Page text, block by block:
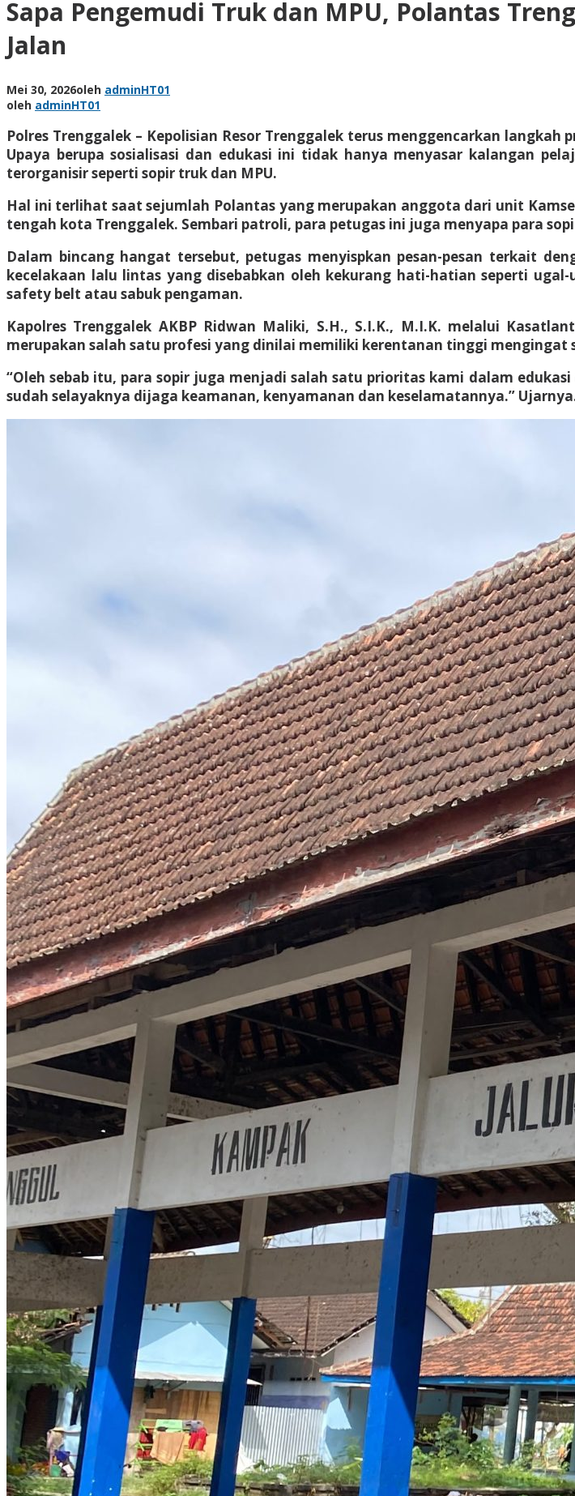
Sapa Pengemudi Truk dan MPU, Polantas
Jalan
Mei 30, 2026oleh adminHT01
oleh adminHT01
Polres Trenggalek – Kepolisian Resor Trenggalek terus menggencarkan
Upaya berupa sosialisasi dan edukasi ini tidak hanya menyasar kalangan
terorganisir seperti sopir truk dan MPU.
Hal ini terlihat saat sejumlah Polantas yang merupakan anggota dari unit
tengah kota Trenggalek. Sembari patroli, para petugas ini juga menyapa para
Dalam bincang hangat tersebut, petugas menyispkan pesan-pesan terkait
kecelakaan lalu lintas yang disebabkan oleh kekurang hati-hatian seperti
safety belt atau sabuk pengaman.
Kapolres Trenggalek AKBP Ridwan Maliki, S.H., S.I.K., M.I.K. melalui
merupakan salah satu profesi yang dinilai memiliki kerentanan tinggi mengingat
“Oleh sebab itu, para sopir juga menjadi salah satu prioritas kami dalam
sudah selayaknya dijaga keamanan, kenyamanan dan keselamatannya.”